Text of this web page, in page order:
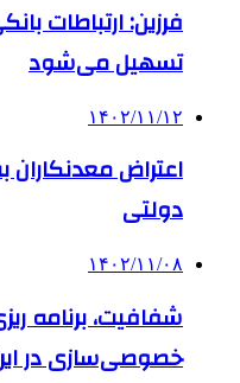
فرزین: ارتباطات
تسهیل می‌شود
۱۴۰۲/۱۱/۱۲
دولتی
۱۴۰۲/۱۱/۰۸
شفافیت، برنامه
خصوصی‌سازی در